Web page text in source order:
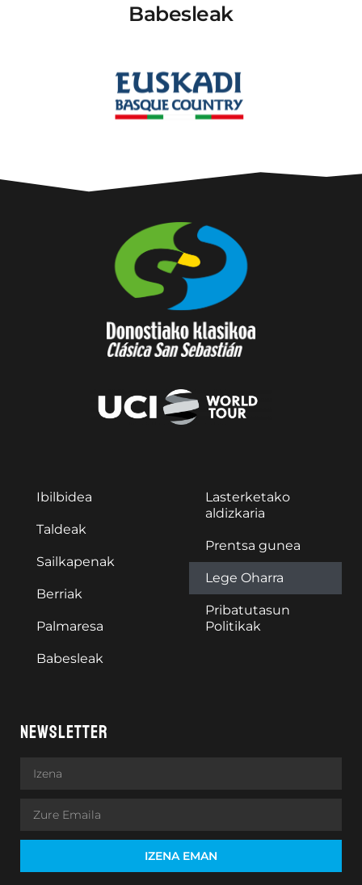
Babesleak
Ibilbidea
Taldeak
Sailkapenak
Berriak
Palmaresa
Babesleak
Lasterketako
aldizkaria
Prentsa gunea
Lege Oharra
Pribatutasun
Politikak
NEWSLETTER
IZENA EMAN